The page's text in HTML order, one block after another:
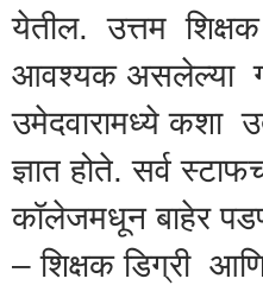
येतील. उत्तम शिक्षक
आवश्यक असलेल्या
उमेदवारामध्ये कशा
ज्ञात होते. सर्व
कॉलेजमधून बाहेर
– शिक्षक डिग्री